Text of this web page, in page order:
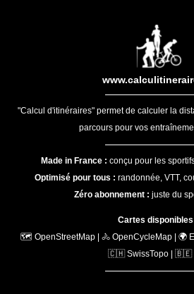
"Calcul d'itinéraires" permet de calculer la
parcours pour vos
Made in France : conçu pour les
Optimisé pour tous : randonnée, VTT,
Zéro abonnement : juste du
Cartes disponibles
🗺️ OpenStreetMap | 🚴 OpenCycleMap | 🌍
🇨🇭 SwissTopo | 🇧🇪